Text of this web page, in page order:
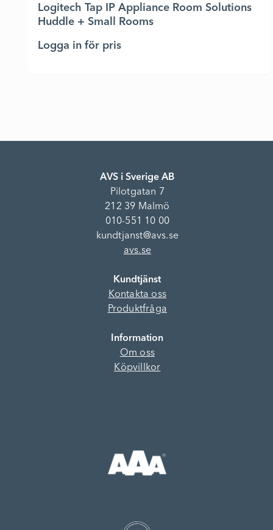
Logitech Tap IP Appliance Room Solutions
Huddle + Small Rooms
Logga in för pris
AVS i Sverige AB
Pilotgatan 7
212 39 Malmö
010-551 10 00
kundtjanst@avs.se
avs.se
Kundtjänst
Kontakta oss
Produktfråga
Information
Om oss
Köpvillkor